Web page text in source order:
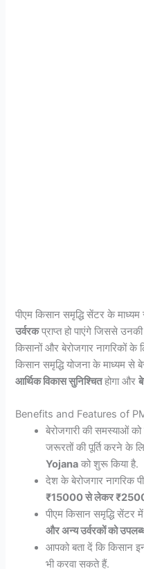
पीएम किसान समृद्धि सेंटर के
उर्वरकप्राप्त हो पाएंगे जिससे
किसानों और बेरोजगार नागरिकों के
किसान समृद्धि योजना के माध्यम से
आर्थिक विकास सुनिश्चितहोगा और
Benefits and Features of
बेरोजगारी की समस्याओं
जरूरतों की पूर्ति करने के
Yojana को शुरू किया है.
देश के बेरोजगार नागरिक
₹15000 से लेकर
पीएम किसान समृद्धि सेंटर
और अन्य उर्वरकों को
आपको बता दें कि किसान
भी करवा सकते हैं.